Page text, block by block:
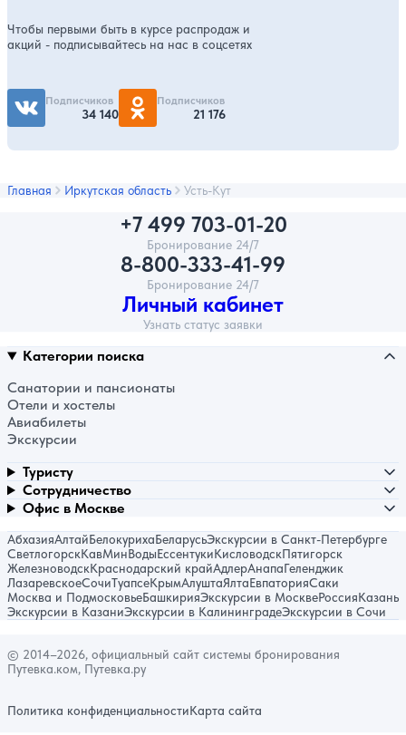
Чтобы первыми быть в курсе распродаж и
акций - подписывайтесь на нас в соцсетях
Подписчиков
34 140
Подписчиков
21 176
Главная Иркутская область Усть-Кут
+7 499 703-01-20
Бронирование 24/7
8-800-333-41-99
Бронирование 24/7
Личный кабинет
Узнать статус заявки
Категории поиска
Санатории и пансионаты
Отели и хостелы
Авиабилеты
Экскурсии
Туристу
Сотрудничество
Офис в Москве
АбхазияАлтайБелокурихаБеларусьЭкскурсии в Санкт-Петербурге
СветлогорскКавМинВодыЕссентукиКисловодскПятигорск
ЖелезноводскКраснодарский крайАдлерАнапаГеленджик
ЛазаревскоеСочиТуапсеКрымАлуштаЯлтаЕвпаторияСаки
Москва и ПодмосковьеБашкирияЭкскурсии в МосквеРоссияКазань
Экскурсии в КазаниЭкскурсии в КалининградеЭкскурсии в Сочи
© 2014–2026, официальный сайт системы бронирования
Путевка.ком, Путевка.ру
Политика конфиденциальностиКарта сайта